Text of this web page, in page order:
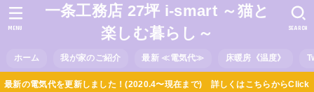
一条工務店 27坪 i-smart ～猫と
楽しむ暮らし～
ホーム 我が家のご紹介 最新 ≪電気代≫ 床暖房《温度》
SEARCH
MENU
最新の電気代を更新しました！(2020.4〜現在まで) 詳しくはこちらからClick